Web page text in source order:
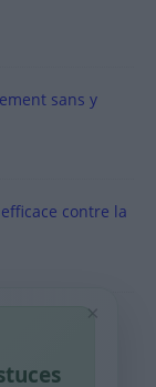
sans y
contre la
simple +
×